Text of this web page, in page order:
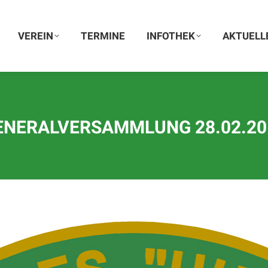
VEREIN TERMINE INFOTHEK
VEREIN TERMINE INFOTHEK